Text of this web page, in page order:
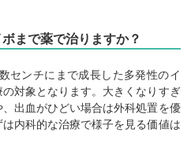
まで薬で治りますか？
センチにまで成長した多発性のイ
対象となります。大きくなりすぎ
出血がひどい場合は外科処置を優
内科的な治療で様子を見る価値は